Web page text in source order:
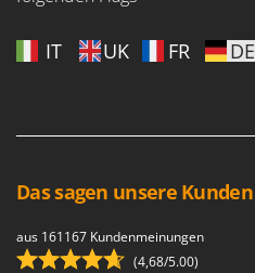
IT UK FR DE
Das sagen unsere Kunden
aus 161167 Kundenmeinungen
(4,68/5.00)